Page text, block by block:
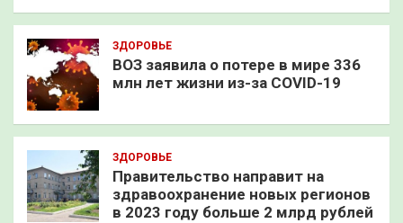
ЗДОРОВЬЕ
ВОЗ заявила о потере в мире 336
млн лет жизни из-за COVID-19
ЗДОРОВЬЕ
Правительство направит на
здравоохранение новых регионов
в 2023 году больше 2 млрд рублей